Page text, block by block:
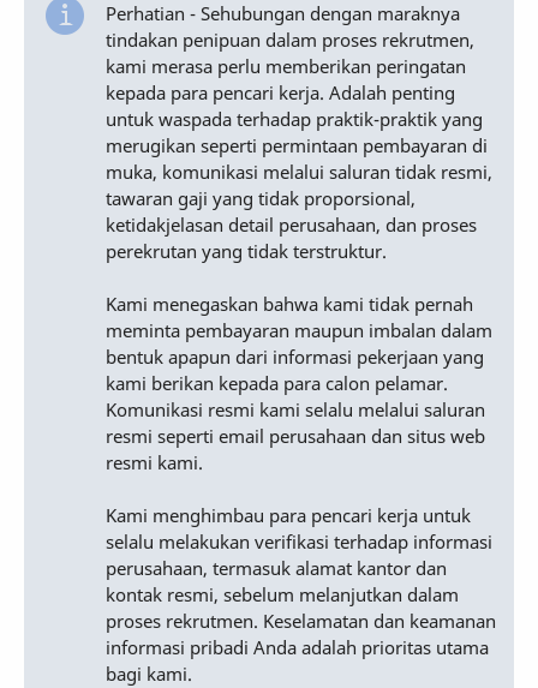
Perhatian - Sehubungan dengan maraknya
tindakan penipuan dalam proses rekrutmen,
kami merasa perlu memberikan peringatan
kepada para pencari kerja. Adalah penting
untuk waspada terhadap praktik-praktik yang
merugikan seperti permintaan pembayaran di
muka, komunikasi melalui saluran tidak resmi,
tawaran gaji yang tidak proporsional,
ketidakjelasan detail perusahaan, dan proses
perekrutan yang tidak terstruktur.
Kami menegaskan bahwa kami tidak pernah
meminta pembayaran maupun imbalan dalam
bentuk apapun dari informasi pekerjaan yang
kami berikan kepada para calon pelamar.
Komunikasi resmi kami selalu melalui saluran
resmi seperti email perusahaan dan situs web
resmi kami.
Kami menghimbau para pencari kerja untuk
selalu melakukan verifikasi terhadap informasi
perusahaan, termasuk alamat kantor dan
kontak resmi, sebelum melanjutkan dalam
proses rekrutmen. Keselamatan dan keamanan
informasi pribadi Anda adalah prioritas utama
bagi kami.